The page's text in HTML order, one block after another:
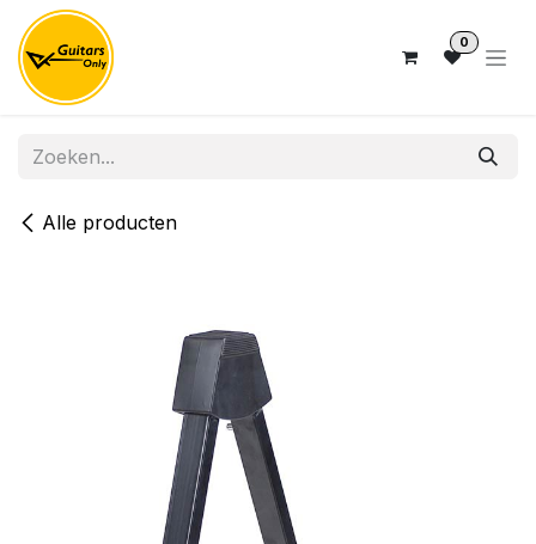
Overslaan naar inhoud
0
Alle producten